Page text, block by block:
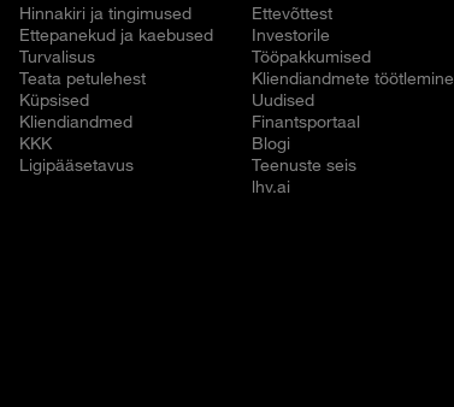
Hinnakiri ja tingimused
Ettepanekud ja kaebused
Turvalisus
Teata petulehest
Küpsised
Kliendiandmed
KKK
Ligipääsetavus
Ettevõttest
Investorile
Tööpakkumised
Kliendiandmete töötlemine
Uudised
Finantsportaal
Blogi
Teenuste seis
lhv.ai